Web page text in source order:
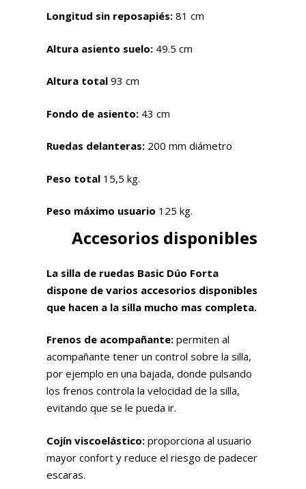
Longitud sin reposapiés: 81 cm
Altura asiento suelo: 49.5 cm
Altura total93 cm
Fondo de asiento:43 cm
Ruedas delanteras: 200 mm diámetro
Peso total15,5 kg.
Peso máximo usuario 125 kg.
Accesorios disponibles
La silla de ruedas Basic Dúo Forta
dispone de varios accesorios disponibles
que hacen a la silla mucho mas completa.
Frenos de acompañante:permiten al
acompañante tener un control sobre la silla,
por ejemplo en una bajada, donde pulsando
los frenos controla la velocidad de la silla,
evitando que se le pueda ir.
Cojín viscoelástico:proporciona al usuario
mayor confort y reduce el riesgo de padecer
escaras.